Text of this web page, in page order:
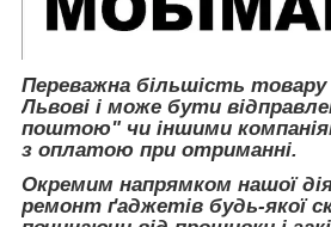
Переважна більшість товару
Львові і може бути
поштою" чи іншими
з оплатою при отриманні.
Окремим напрямком нашої
ремонт ґаджетів будь-якої